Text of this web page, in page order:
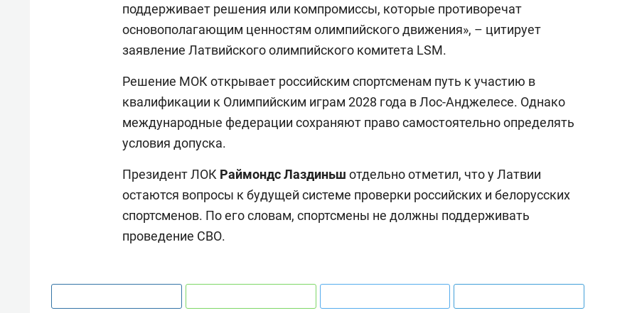
поддерживает решения или компромиссы, которые противоречат
основополагающим ценностям олимпийского движения», – цитирует
заявление Латвийского олимпийского комитета LSM.
Решение МОК открывает российским спортсменам путь к участию в
квалификации к Олимпийским играм 2028 года в Лос-Анджелесе. Однако
международные федерации сохраняют право самостоятельно определять
условия допуска.
Президент ЛОК Раймондс Лаздиньш отдельно отметил, что у Латвии
остаются вопросы к будущей системе проверки российских и белорусских
спортсменов. По его словам, спортсмены не должны поддерживать
проведение СВО.